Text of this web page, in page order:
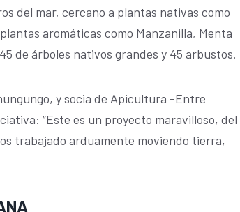
del mar, cercano a plantas nativas como
aromáticas como Manzanilla, Menta
de árboles nativos grandes y 45 arbustos.
y socia de Apicultura -Entre
“Este es un proyecto maravilloso, del
trabajado arduamente moviendo tierra,